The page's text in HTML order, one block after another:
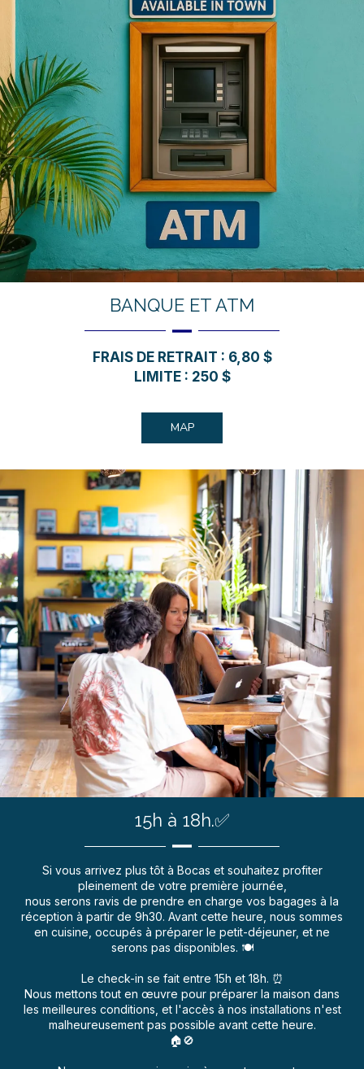
BANQUE ET ATM
FRAIS DE RETRAIT : 6,80 $
LIMITE : 250 $
MAP
15h à 18h.✅
Si vous arrivez plus tôt à Bocas et souhaitez profiter
pleinement de votre première journée,
nous serons ravis de prendre en charge vos bagages à la
réception à partir de 9h30. Avant cette heure, nous sommes
en cuisine, occupés à préparer le petit-déjeuner, et ne
serons pas disponibles. 🍽️
Le check-in se fait entre 15h et 18h. ⏰
Nous mettons tout en œuvre pour préparer la maison dans
les meilleures conditions, et l'accès à nos installations n'est
malheureusement pas possible avant cette heure.
🏠🚫